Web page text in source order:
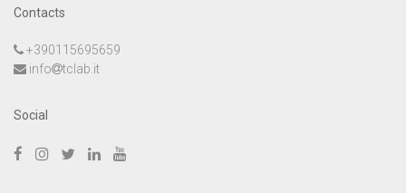
Contacts
+390115695659
info
tclab.it
Social